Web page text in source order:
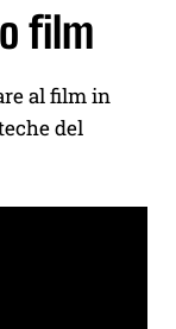
film
al film in
del